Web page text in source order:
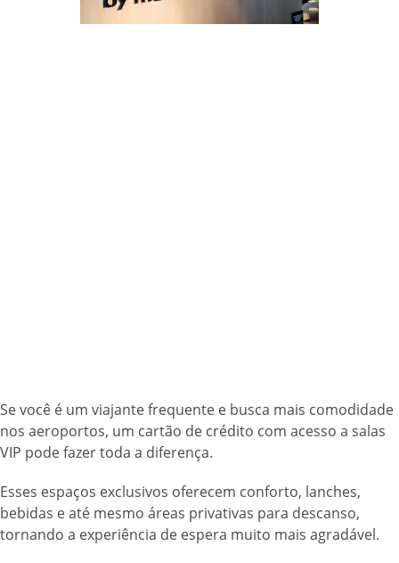
Se você é um viajante frequente e busca mais comodidade
nos aeroportos, um cartão de crédito com acesso a salas
VIP pode fazer toda a diferença.
Esses espaços exclusivos oferecem conforto, lanches,
bebidas e até mesmo áreas privativas para descanso,
tornando a experiência de espera muito mais agradável.